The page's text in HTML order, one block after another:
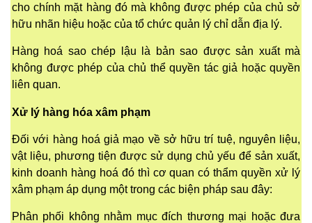
cho chính mặt hàng đó mà không được phép của chủ sở
hữu nhãn hiệu hoặc của tổ chức quản lý chỉ dẫn địa lý.
Hàng hoá sao chép lậu là bản sao được sản xuất mà
không được phép của chủ thể quyền tác giả hoặc quyền
liên quan.
Xử lý hàng hóa xâm phạm
Đối với hàng hoá giả mạo về sở hữu trí tuệ, nguyên liệu,
vật liệu, phương tiện được sử dụng chủ yếu để sản xuất,
kinh doanh hàng hoá đó thì cơ quan có thẩm quyền xử lý
xâm phạm áp dụng một trong các biện pháp sau đây:
Phân phối không nhằm mục đích thương mại hoặc đưa